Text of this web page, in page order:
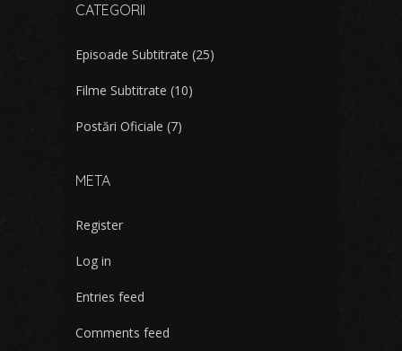
CATEGORII
Episoade Subtitrate (25)
Filme Subtitrate (10)
Postări Oficiale (7)
META
Register
Log in
Entries feed
Comments feed